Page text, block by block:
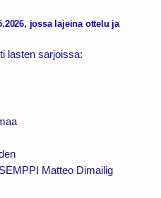
jossa lajeina ottelu ja
lasten sarjoissa:
Matteo Dimailig